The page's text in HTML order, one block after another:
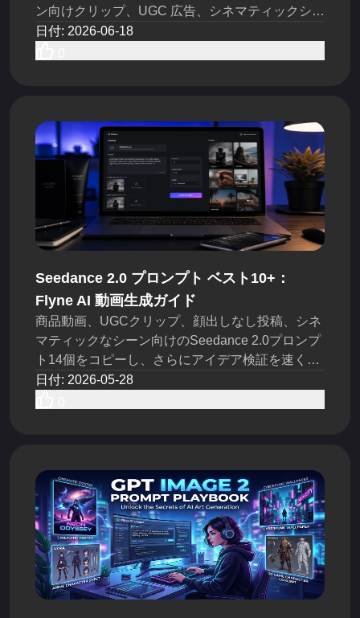
ン向けクリップ、UGC 広告、シネマティックシー
ン、写真から動画へのアニメーションを作成しま
日付: 2026-06-18
Seedance 2.0 プロンプト ベスト10+：
Flyne AI 動画生成ガイド
商品動画、UGCクリップ、顔出しなし投稿、シネ
マティックなシーン向けのSeedance 2.0プロンプ
ト14個をコピーし、さらにアイデア検証を速くす
る実用的なFlyne AIワークフローも追加してくだ
日付: 2026-05-28